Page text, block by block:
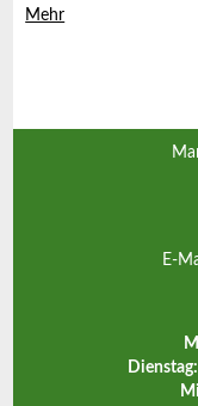
Mehr
E-
Dienstag: